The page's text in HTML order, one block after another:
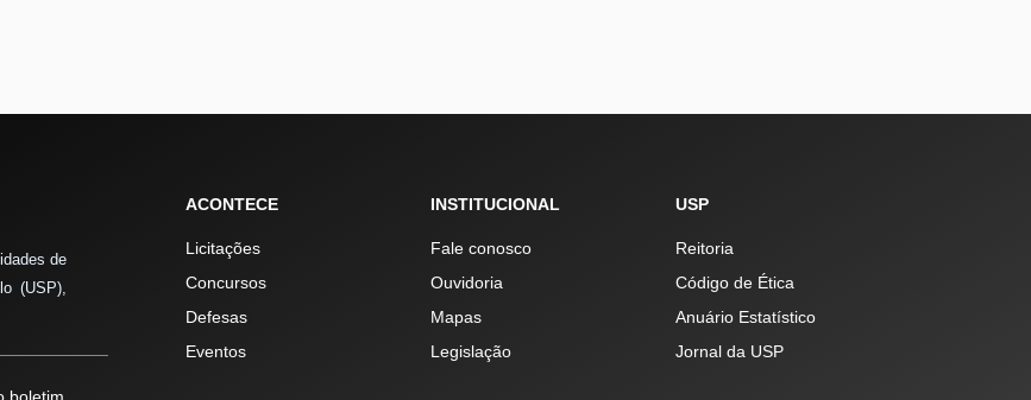
de
(USP),
boletim
ACONTECE
Licitações
Concursos
Defesas
Eventos
INSTITUCIONAL
Fale conosco
Ouvidoria
Mapas
Legislação
USP
Reitoria
Código de Ética
Anuário Estatístico
Jornal da USP